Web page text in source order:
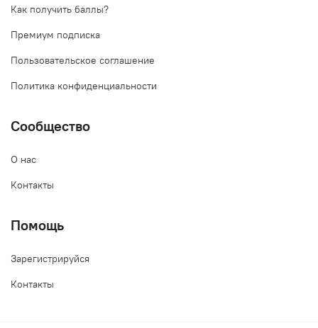
Как получить баллы?
Премиум подписка
Пользовательское соглашение
Политика конфиденциальности
Сообщество
О нас
Контакты
Помощь
Зарегистрируйся
Контакты